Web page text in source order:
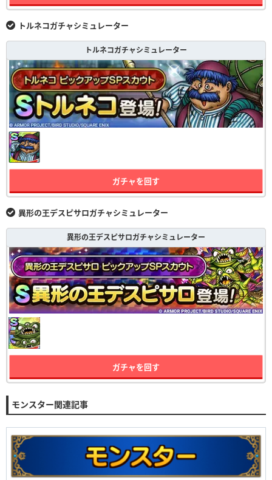
トルネコガチャシミュレーター
トルネコガチャシミュレーター
ガチャを回す
異形の王デスピサロガチャシミュレーター
異形の王デスピサロガチャシミュレーター
ガチャを回す
モンスター関連記事